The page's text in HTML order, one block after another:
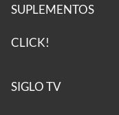
SUPLEMENTOS
CLICK!
SIGLO TV